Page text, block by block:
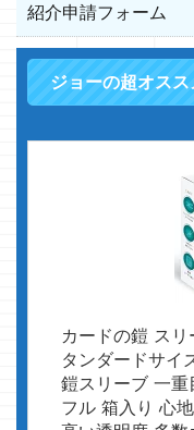
紹介申請フォーム
ジョーの超オスス
カードの鎧 ス
タンダードサイ
鎧スリーブ 一
フル 箱入り 心